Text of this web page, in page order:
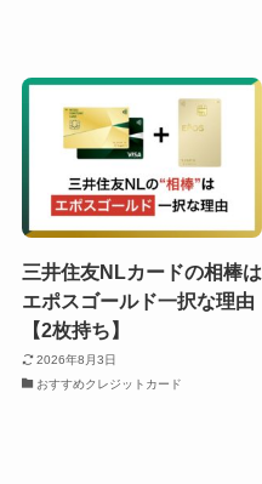
三井住友NLカードの相棒は
エポスゴールド一択な理由
【2枚持ち】
2026年8月3日
おすすめクレジットカード